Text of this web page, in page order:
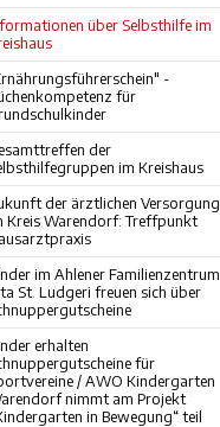
über Selbsthilfe im
-
für
der
im Kreishaus
der ärztlichen Versorgung
Kreis Warendorf: Treffpunkt
im Ahlener Familienzentrum
St. Ludgeri freuen sich über
erhalten
für
/ AWO Kindergarten
nimmt am Projekt
in Bewegung“ teil